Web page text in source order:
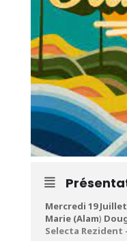
Mercredi 19
Marie (Alam)
Selecta Rezident